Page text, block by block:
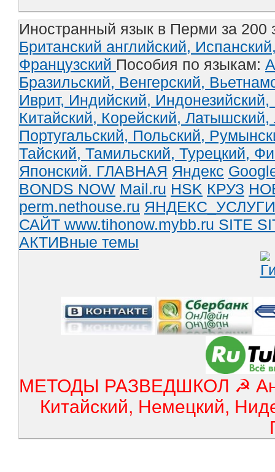
Иностранный язык в Перми за 200
Британский английский,
Французский Пособия по языкам:
Бразильский, Венгерский,
Иврит, Индийский, Индонезийский,
Китайский, Корейский, Латышский,
Португальский, Польский,
Тайский, Тамильский, Турецкий,
Японский. ГЛАВНАЯ Яндекс
BONDS NOW Mail.ru HSK КРУЗ
perm.nethouse.ru ЯНДЕКС_УСЛУГИ
САЙТ www.tihonow.mybb.ru SITE
АКТИВные темы
МЕТОДЫ РАЗВЕДШКОЛ ☭
Китайский, Немецкий,